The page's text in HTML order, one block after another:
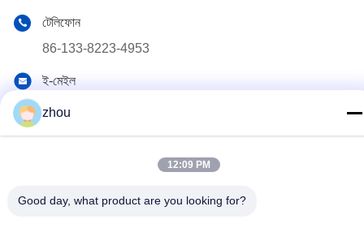
টেলিফোন
86-133-8223-4953
ই-মেইল
sales@graceet.com
ঠিকানা
নং ৩৩৩৩ জিনচেং পূর্ব রোড, জিনওয়ু জেলা, ওউসি সিটি, জিয়াংসু প্রদেশ, চীন
গোপনীয়তা নীতি |সাইট ম্যাপ
zhou
12:09 PM
Good day, what product are you looking for?